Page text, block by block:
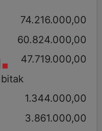
74.216.000,00
60.824.000,00
47.719.000,00
1.344.000,00
3.861.000,00